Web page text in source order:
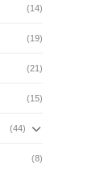
(14)
(19)
(21)
(15)
(44)
(8)